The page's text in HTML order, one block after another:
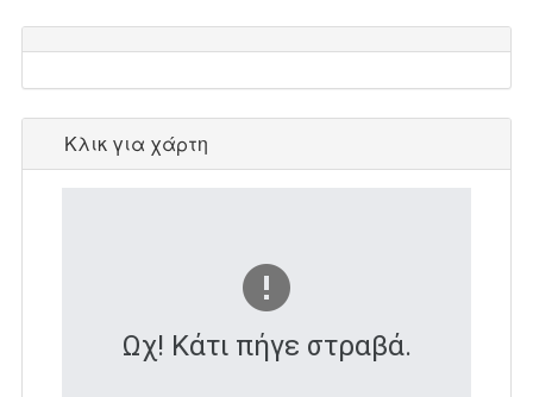
Κλικ για χάρτη
Ωχ! Κάτι πήγε στραβά.